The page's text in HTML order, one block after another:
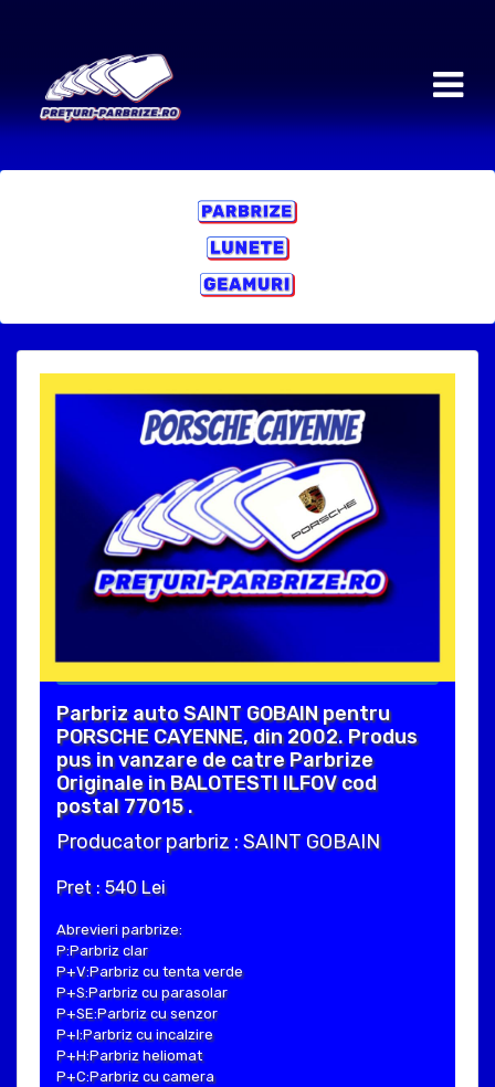
Parbriz auto SAINT GOBAIN pentru
PORSCHE CAYENNE, din 2002. Produs
pus in vanzare de catre Parbrize
Originale in BALOTESTI ILFOV cod
postal 77015 .
Producator parbriz : SAINT GOBAIN
Pret : 540 Lei
Abrevieri parbrize:
P:Parbriz clar
P+V:Parbriz cu tenta verde
P+S:Parbriz cu parasolar
P+SE:Parbriz cu senzor
P+I:Parbriz cu incalzire
P+H:Parbriz heliomat
P+C:Parbriz cu camera